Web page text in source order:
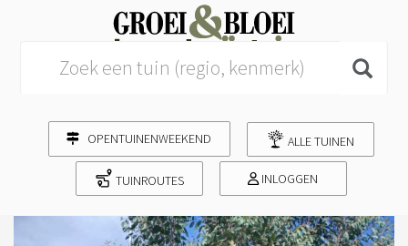
OPENTUINENWEEKEND ALLE TUINEN
TUINROUTES INLOGGEN